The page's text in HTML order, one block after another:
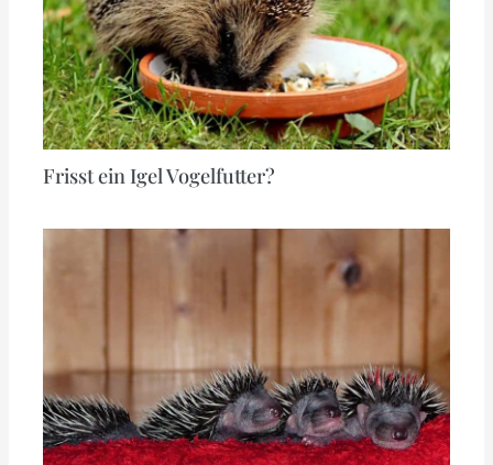
Frisst ein Igel Vogelfutter?